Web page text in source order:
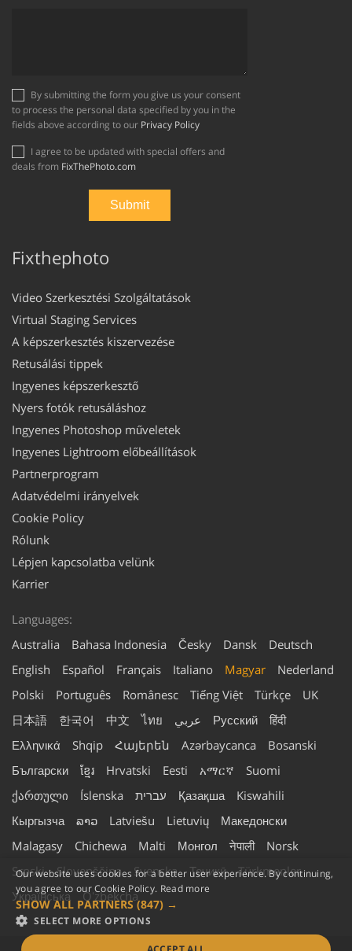
to process the personal data specified by you in the
fields above according to our Privacy Policy
deals from FixThePhoto.com
Fixthephoto
Video Szerkesztési Szolgáltatások
Virtual Staging Services
A képszerkesztés kiszervezése
Retusálási tippek
Ingyenes képszerkesztő
Nyers fotók retusáláshoz
Ingyenes Photoshop műveletek
Ingyenes Lightroom előbeállítások
Partnerprogram
Adatvédelmi irányelvek
Cookie Policy
Rólunk
Lépjen kapcsolatba velünk
Karrier
Languages:
Australia
Bahasa Indonesia Česky Dansk
Deutsch
English
Español Français Italiano Magyar
Nederland
Polski
Português Românesc Tiếng Việt Türkçe
UK
日本語
한국어 中文 ไทย عربي Русский
हिंदी
Ελληνικά
Shqip Հայերեն Azərbaycanca
Bosanski
Български
ខ្មែរ Hrvatski Eesti አማርኛ
Suomi
ქართული
Íslenska עברית Қазақша
Kiswahili
Кыргызча
ລາວ Latviešu Lietuvių
Македонски
Malagasy
Chichewa Malti Монгол नेपाली
Norsk
Srpski
Slovenščina Svenska Тоҷикӣ
Türkmenler
Українська
Oʻzbekcha
Our website uses cookies for a better user experience. By continuing,
you agree to our Cookie Policy. Read more
SHOW ALL PARTNERS(847) →
SELECT MORE OPTIONS